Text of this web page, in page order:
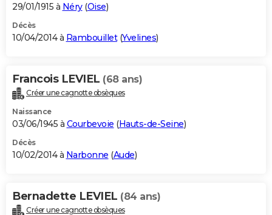
29/01/1915 à Néry(Oise)
Décès
10/04/2014 à Rambouillet(Yvelines)
Francois LEVIEL (68 ans)
Créer une cagnotte obsèques
Naissance
03/06/1945 à Courbevoie (Hauts-de-Seine)
Décès
10/02/2014 à Narbonne (Aude)
Bernadette LEVIEL (84 ans)
Créer une cagnotte obsèques